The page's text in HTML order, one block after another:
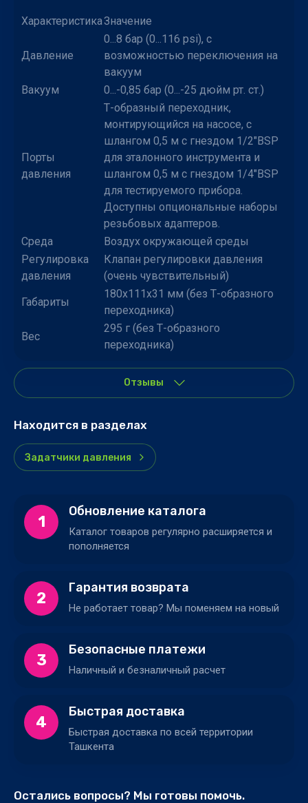
ХарактеристикаЗначение
Давление
0...8 бар (0...116 psi), с
возможностью переключения на
вакуум
Вакуум
0...-0,85 бар (0...-25 дюйм рт. ст.)
Порты
давления
Т-образный переходник,
монтирующийся на насосе, с
шлангом 0,5 м с гнездом 1/2"BSP
для эталонного инструмента и
шлангом 0,5 м с гнездом 1/4"BSP
для тестируемого прибора.
Доступны опциональные наборы
резьбовых адаптеров.
Среда
Воздух окружающей среды
Регулировка
давления
Клапан регулировки давления
(очень чувствительный)
Габариты
180х111х31 мм (без Т-образного
переходника)
Вес
295 г (без Т-образного
переходника)
Отзывы
Находится в разделах
Задатчики давления
1
Обновление каталога
Каталог товаров регулярно расширяется и
пополняется
2
Гарантия возврата
Не работает товар? Мы поменяем на новый
3
Безопасные платежи
Наличный и безналичный расчет
4
Быстрая доставка
Быстрая доставка по всей территории
Ташкента
Остались вопросы? Мы готовы помочь.